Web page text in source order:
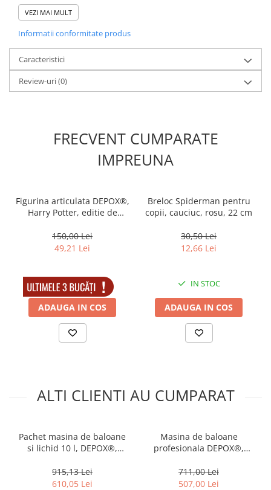
de aer generat de cele doua ventilatoare puternice, impreuna cu
lichidul special aflat in cuva aparatului
arie de acoperire - 500 metri cubi
carcasa exterioara tabla metalica plastfiata Roz
capacitatea cuvei 1.5 litri
alimentare 220V-240V
buton ON/OFF
greutate 5 kg
VEZI MAI MULT
Informatii conformitate produs
Caracteristici
Review-uri(0)
FRECVENT CUMPARATE
IMPREUNA
Figurina articulata DEPOX®,
Harry Potter, editie de
150,00 Lei
49,21 Lei
IN STOC
ADAUGA IN COS
Breloc Spiderman pentru
copii, cauciuc, rosu, 22 cm
30,50 Lei
12,66 Lei
IN STOC
ADAUGA IN COS
ALTI CLIENTI AU CUMPARAT
Pachet masina de baloane
si lichid 10 l, DEPOX®,
915,13 Lei
610,05 Lei
Masina de baloane
profesionala DEPOX®,
argintiu
711,00 Lei
507,00 Lei